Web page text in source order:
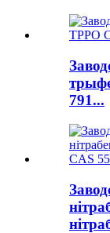
791...